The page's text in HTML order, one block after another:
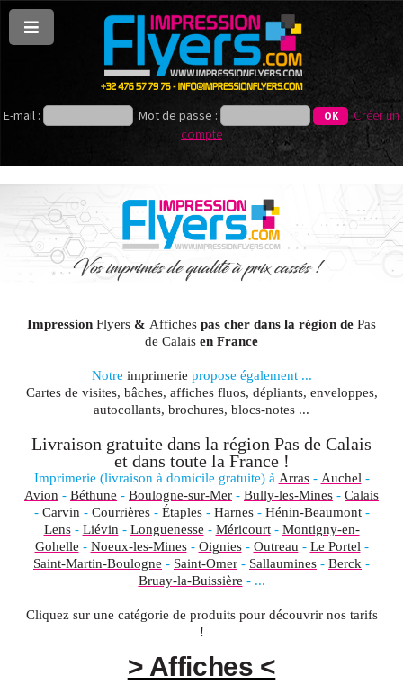
E-mail : Mot de passe :
Créer un
compte
Impression Flyers & Affiches pas cher dans la région de Pas
de Calais en France
Notre imprimerie propose également ...
Cartes de visites, bâches, affiches fluos, dépliants, enveloppes,
autocollants, brochures, blocs-notes ...
Livraison gratuite dans la région Pas de Calais
et dans toute la France!
Imprimerie (livraison à domicile gratuite) à Arras- Auchel -
Avion - Béthune - Boulogne-sur-Mer - Bully-les-Mines - Calais
- Carvin - Courrières- Étaples- Harnes- Hénin-Beaumont-
Lens- Liévin - Longuenesse - Méricourt- Montigny-en-
Gohelle - Noeux-les-Mines- Oignies- Outreau - Le Portel -
Saint-Martin-Boulogne - Saint-Omer - Sallaumines - Berck -
Bruay-la-Buissière - ...
Cliquez sur une catégorie de produits pour découvrir nos tarifs
!
> Affiches <